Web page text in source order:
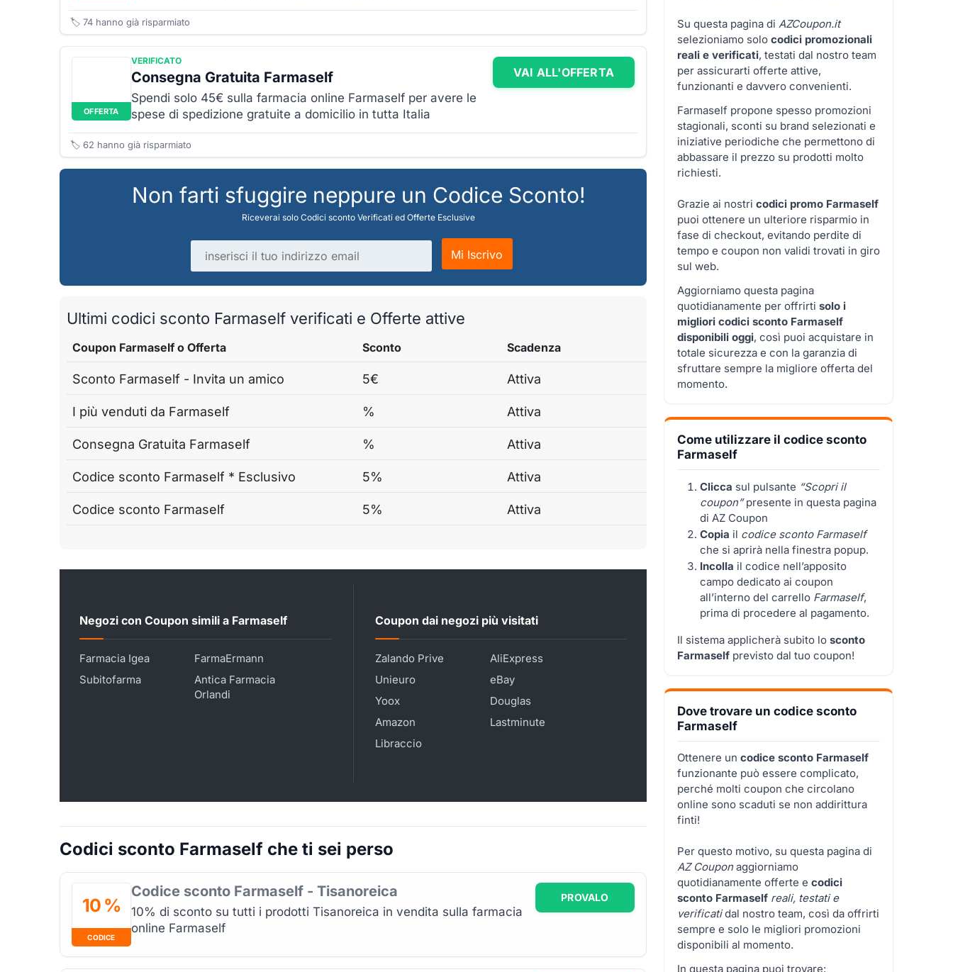
🏷️ 74 hanno già risparmiato
OFFERTA
VERIFICATO
Consegna Gratuita Farmaself
Spendi solo 45€ sulla farmacia online Farmaself per avere le
spese di spedizione gratuite a domicilio in tutta Italia
VAI ALL'OFFERTA
🏷️ 62 hanno già risparmiato
Non farti sfuggire neppure un Codice Sconto!
Riceverai solo Codici sconto Verificati ed Offerte Esclusive
Indirizzo email
Mi Iscrivo
Ultimi codici sconto Farmaself verificati e Offerte attive
Coupon Farmaself o Offerta Sconto Scadenza
Sconto Farmaself - Invita un amico 5€ Attiva
I più venduti da Farmaself % Attiva
Consegna Gratuita Farmaself % Attiva
Codice sconto Farmaself * Esclusivo 5% Attiva
Codice sconto Farmaself 5% Attiva
Negozi con Coupon simili a Farmaself
Farmacia Igea
FarmaErmann
Subitofarma
Antica Farmacia
Orlandi
Coupon dai negozi più visitati
Zalando Prive
AliExpress
Unieuro
eBay
Yoox
Douglas
Amazon
Lastminute
Libraccio
Codici sconto Farmaself che ti sei perso
10 %
CODICE
Codice sconto Farmaself - Tisanoreica
10% di sconto su tutti i prodotti Tisanoreica in vendita sulla farmacia
online Farmaself
PROVALO
Su questa pagina di AZCoupon.it
selezioniamo solo codici promozionali
reali e verificati, testati dal nostro team
per assicurarti offerte attive,
funzionanti e davvero convenienti.
Farmaself propone spesso promozioni
stagionali, sconti su brand selezionati e
iniziative periodiche che permettono di
abbassare il prezzo su prodotti molto
richiesti.
Grazie ai nostri codici promo Farmaself
puoi ottenere un ulteriore risparmio in
fase di checkout, evitando perdite di
tempo e coupon non validi trovati in giro
sul web.
Aggiorniamo questa pagina
quotidianamente per offrirti solo i
migliori codici sconto Farmaself
disponibili oggi, così puoi acquistare in
totale sicurezza e con la garanzia di
sfruttare sempre la migliore offerta del
momento.
Come utilizzare il codice sconto
Farmaself
Clicca sul pulsante “Scopri il
coupon”presente in questa pagina
di AZ Coupon
Copia il codice sconto Farmaself
che si aprirà nella finestra popup.
Incolla il codice nell’apposito
campo dedicato ai coupon
all’interno del carrello Farmaself,
prima di procedere al pagamento.
Il sistema applicherà subito lo sconto
Farmaself previsto dal tuo coupon!
Dove trovare un codice sconto
Farmaself
Ottenere un codice sconto Farmaself
funzionante può essere complicato,
perché molti coupon che circolano
online sono scaduti se non addirittura
finti!
Per questo motivo, su questa pagina di
AZ Coupon aggiorniamo
quotidianamente offerte e codici
sconto Farmaself reali, testati e
verificatidal nostro team, così da offrirti
sempre e solo le migliori promozioni
disponibili al momento.
In questa pagina puoi trovare: